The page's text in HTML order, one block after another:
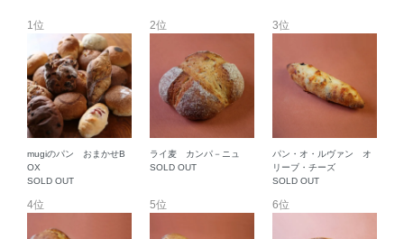
1位
mugiのパン おまかせB
OX
SOLD OUT
2位
ライ麦 カンパ－ニュ
SOLD OUT
3位
パン・オ・ルヴァン オ
リーブ・チーズ
SOLD OUT
4位 5位 6位